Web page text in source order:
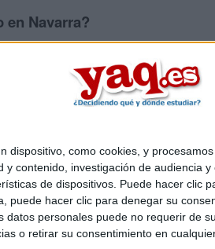
dispositivo, como cookies, y
contenido, investigación de audiencia y
de dispositivos. Puede hacer
hacer clic para denegar su
personales puede no requerir de
o retirar su consentimiento en
Navarra?
en Navarra
Quiénes somos|Contactar|
Politica de privacidad|Condiciones
S.L.- Diego de León 47 - 28006